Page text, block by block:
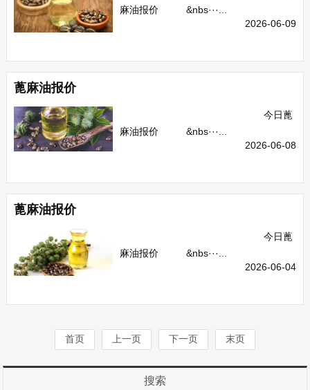
麻油报价 &nbs···...
2026-06-09
蓖麻油报价
今日蓖
麻油报价 &nbs···...
2026-06-08
蓖麻油报价
今日蓖
麻油报价 &nbs···...
2026-06-04
首页 上一页 下一页 末页
搜索